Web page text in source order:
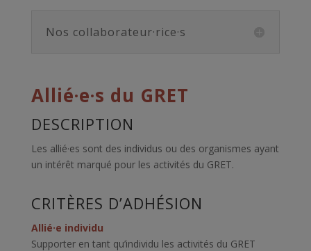
Nos collaborateur·rice·s
Allié·e·s du GRET
DESCRIPTION
Les allié·es sont des individus ou des organismes ayant
un intérêt marqué pour les activités du GRET.
CRITÈRES D’ADHÉSION
Allié·e individu
Supporter en tant qu’individu les activités du GRET